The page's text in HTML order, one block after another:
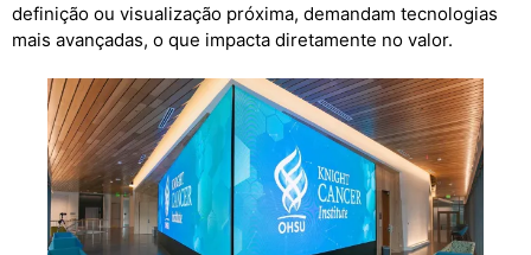
definição ou visualização próxima, demandam tecnologias
mais avançadas, o que impacta diretamente no valor.